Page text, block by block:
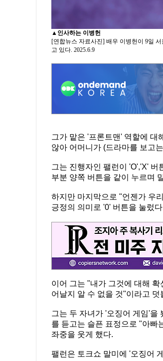
▲ 인사하는 이병헌
[연합뉴스 자료사진] 배우 이병헌이 9일
고 있다. 2025.6.9
그가 맡은 '프론트맨' 역할에 대
않아 어머니가 (드라마를 보고
그는 진행자인 팰런이 'O','X'
부분 양쪽 버튼을 같이 누르며
하지만 마지막으로 "언젠가 우
긍정의 의미로 '0' 버튼을 눌렀
이어 그는 "내가 그것에 대해
어날지 알 수 없을 것"이라고 덧
그는 두 자녀가 '오징어 게임'을
를 듣고는 슬픈 표정으로 "아빠
좌중을 웃게 했다.
팰런은 토크쇼 말미에 '오징어